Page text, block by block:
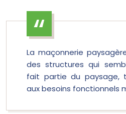
La maçonnerie
des structures qui
fait partie du paysage,
aux besoins fonctionnels